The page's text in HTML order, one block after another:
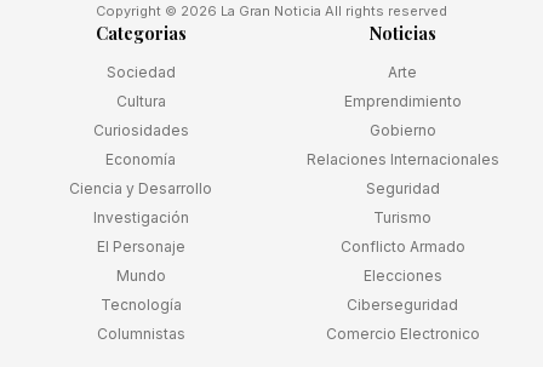
Copyright © 2026 La Gran Noticia All rights reserved
Categorias
Sociedad
Cultura
Curiosidades
Economía
Ciencia y Desarrollo
Investigación
El Personaje
Mundo
Tecnología
Columnistas
Noticias
Arte
Emprendimiento
Gobierno
Relaciones Internacionales
Seguridad
Turismo
Conflicto Armado
Elecciones
Ciberseguridad
Comercio Electronico